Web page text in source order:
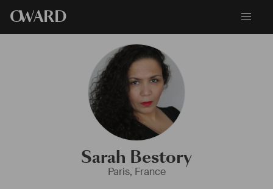
OWARD
Sarah Bestory
Paris, France